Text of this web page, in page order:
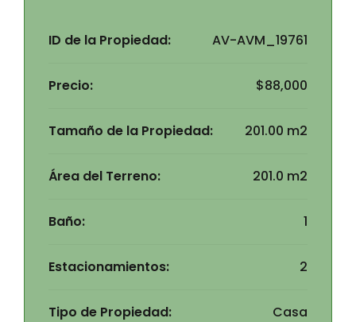
ID de la Propiedad: AV-AVM_19761
Precio: $88,000
Tamaño de la Propiedad: 201.00 m2
Área del Terreno: 201.0 m2
Baño: 1
Estacionamientos: 2
Tipo de Propiedad: Casa